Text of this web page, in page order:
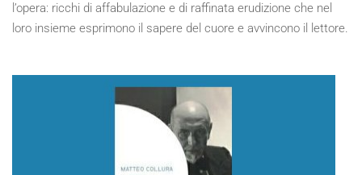
l’opera: ricchi di affabulazione e di raffinata erudizione che nel
loro insieme esprimono il sapere del cuore e avvincono il lettore.